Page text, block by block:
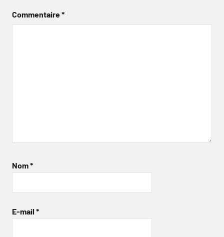
Commentaire*
Nom*
E-mail *